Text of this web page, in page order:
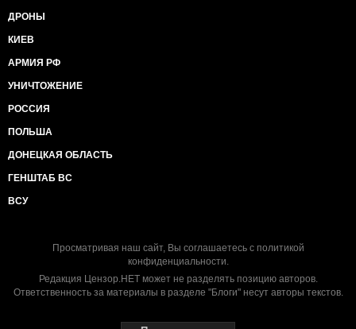
ДРОНЫ
КИЕВ
АРМИЯ РФ
УНИЧТОЖЕНИЕ
РОССИЯ
ПОЛЬША
ДОНЕЦКАЯ ОБЛАСТЬ
ГЕНШТАБ ВС
ВСУ
Просматривая наш сайт, Вы соглашаетесь с политикой
конфиденциальности.
Редакция Цензор.НЕТ может не разделять позицию авторов.
Ответственность за материалы в разделе "Блоги" несут авторы текстов.